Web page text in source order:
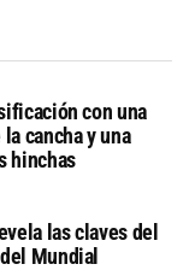
con una
cancha y una
hinchas
las claves del
Mundial